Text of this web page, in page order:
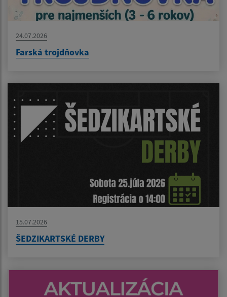
24.07.2026
Farská trojdňovka
15.07.2026
ŠEDZIKARTSKÉ DERBY